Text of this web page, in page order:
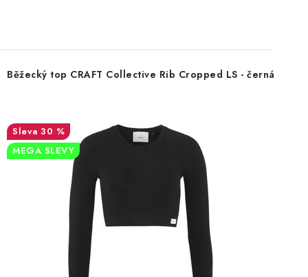
Běžecký top CRAFT Collective Rib Cropped LS - černá
30 %
MEGA SLEVY